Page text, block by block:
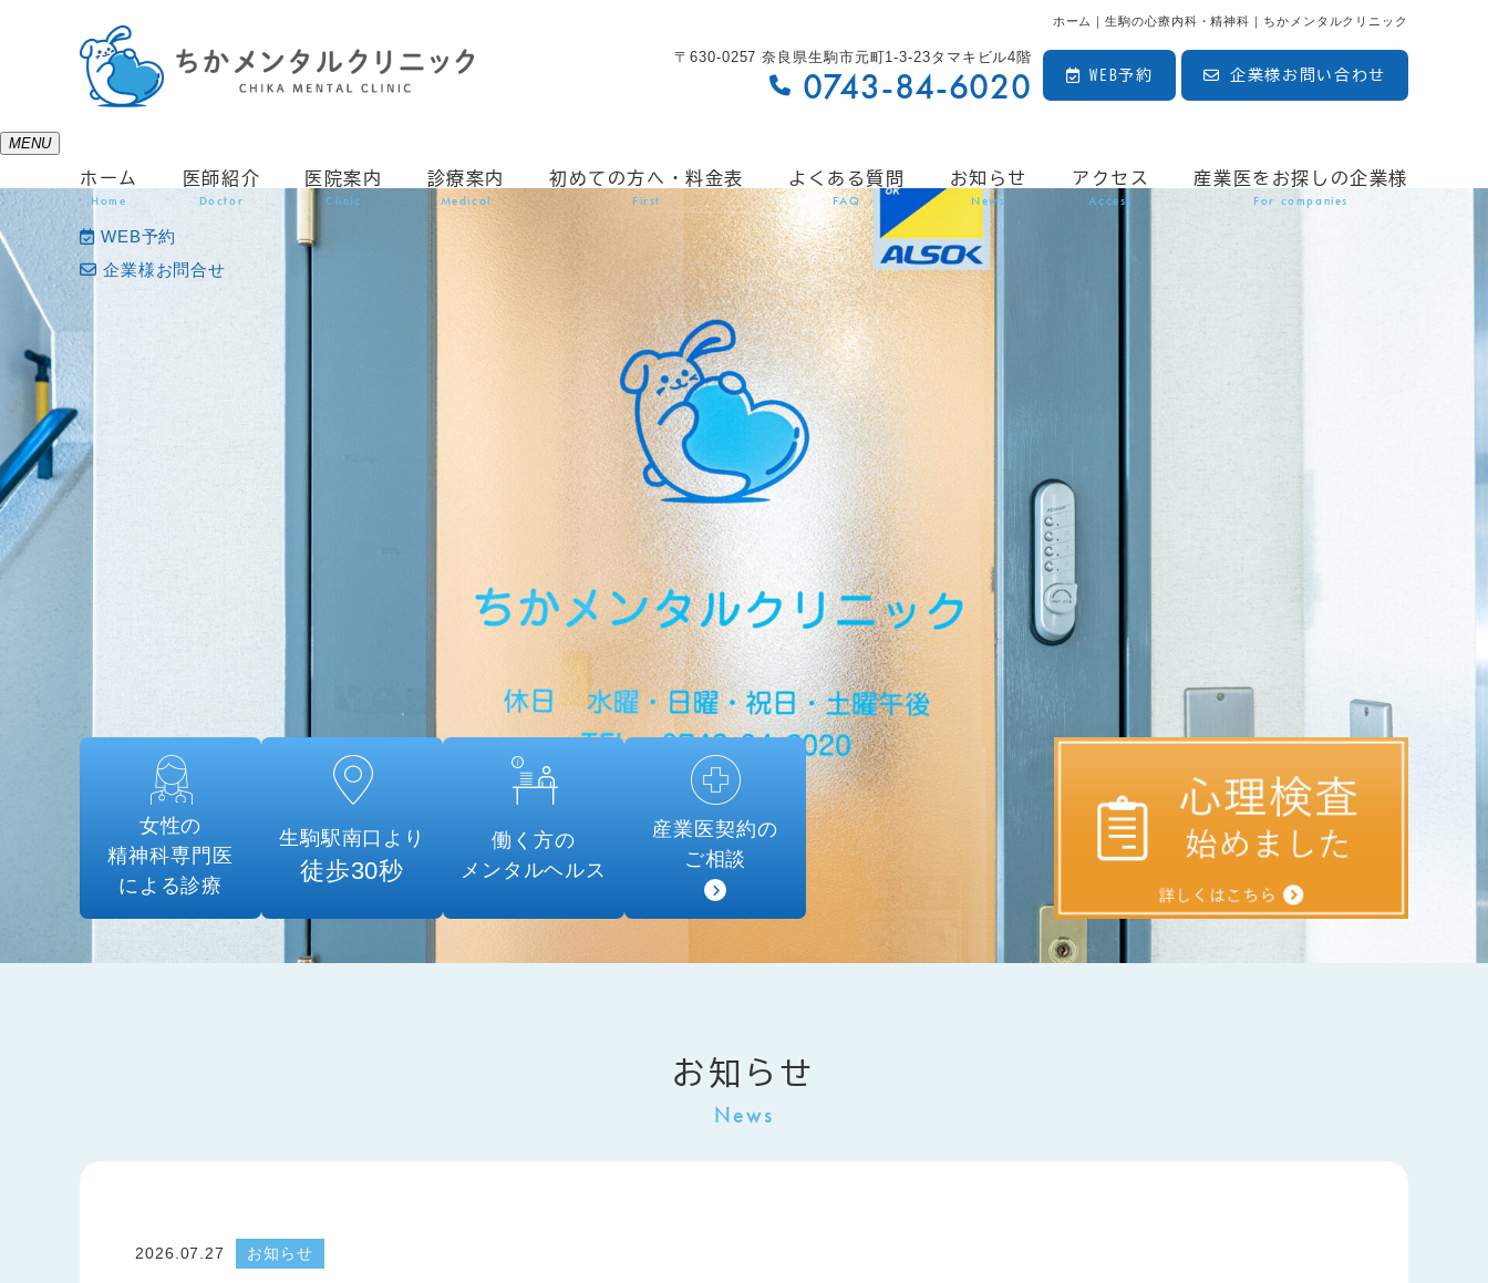
ホーム｜生駒の心療内科・精神科｜ちかメンタルクリニック
〒630-0257 奈良県生駒市元町1-3-23タマキビル4階
0743-84-6020 WEB予約 企業様お問い合わせ
MENU
ホーム
Home
医師紹介
Doctor
医院案内
Clinic
診療案内
Medical
初めての方へ・料金表
First
よくある質問
FAQ
お知らせ
News
アクセス
Access
産業医をお探しの企業様
For companies
WEB予約
企業様お問合せ
女性の
精神科専門医
による診療
生駒駅南口より
徒歩30秒
働く方の
メンタルヘルス
産業医契約の
ご相談
お知らせ
2026.07.27 お知らせ